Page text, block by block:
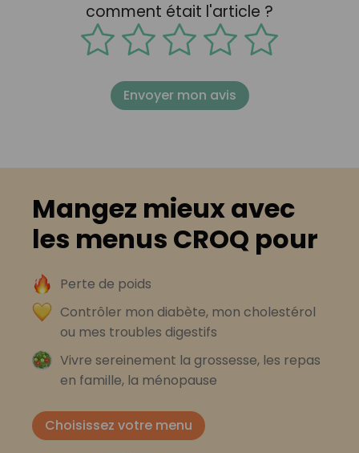
comment était l'article ?
Envoyer mon avis
Mangez mieux avec
les menus CROQ pour
Perte de poids
Contrôler mon diabète, mon cholestérol
ou mes troubles digestifs
Vivre sereinement la grossesse, les repas
en famille, la ménopause
Choisissez votre menu